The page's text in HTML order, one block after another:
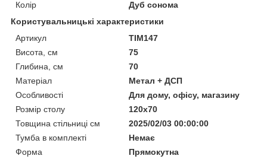
Колір
Дуб сонома
Користувальницькі характеристики
Артикул
TIM147
Висота, см
75
Глибина, см
70
Матеріал
Метал + ДСП
Особливості
Для дому, офісу, магазину
Розмір столу
120х70
Товщина стільниці см
2025/02/03 00:00:00
Тумба в комплекті
Немає
Форма
Прямокутна